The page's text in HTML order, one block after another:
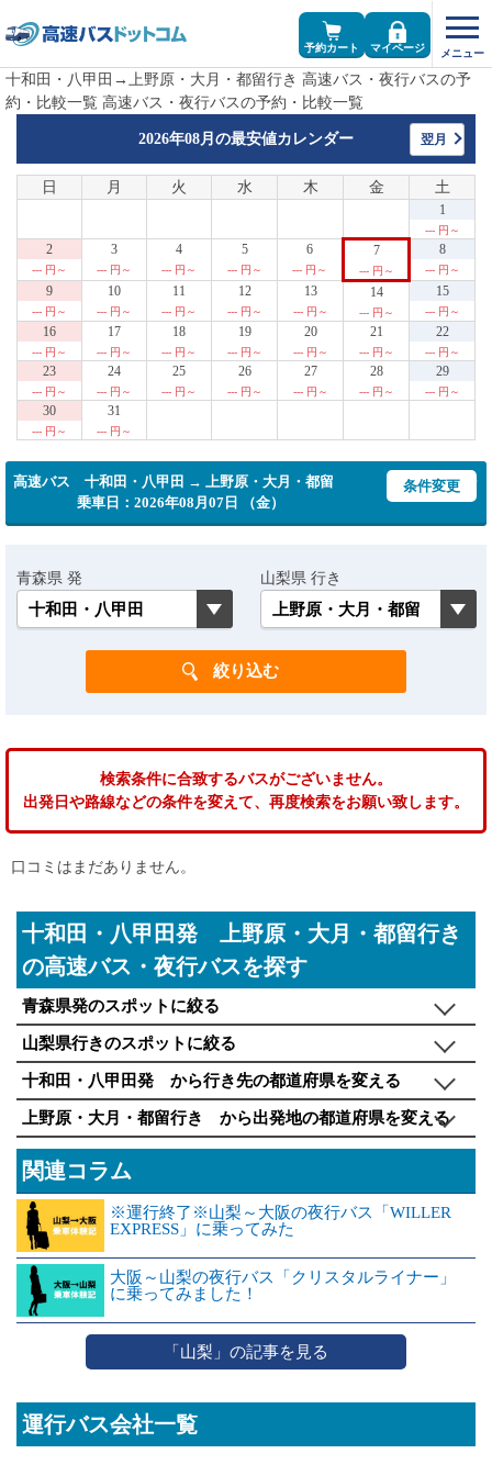
予約カート マイページ
十和田・八甲田→上野原・大月・都留行き 高速バス・夜行バスの予
約・比較一覧 高速バス・夜行バスの予約・比較一覧
2026年08月の最安値カレンダー 翌月
日 月 火 水 木 金 土
1
--- 円～
2
--- 円～
3
--- 円～
4
--- 円～
5
--- 円～
6
--- 円～
7
--- 円～
8
--- 円～
9
--- 円～
10
--- 円～
11
--- 円～
12
--- 円～
13
--- 円～
14
--- 円～
15
--- 円～
16
--- 円～
17
--- 円～
18
--- 円～
19
--- 円～
20
--- 円～
21
--- 円～
22
--- 円～
23
--- 円～
24
--- 円～
25
--- 円～
26
--- 円～
27
--- 円～
28
--- 円～
29
--- 円～
30
--- 円～
31
--- 円～
高速バス 十和田・八甲田 → 上野原・大月・都留
乗車日：2026年08月07日 （金）
条件変更
青森県 発 山梨県 行き
検索条件に合致するバスがございません。
出発日や路線などの条件を変えて、再度検索をお願い致します。
口コミはまだありません。
十和田・八甲田発 上野原・大月・都留行き
の高速バス・夜行バスを探す
青森県発のスポットに絞る
山梨県行きのスポットに絞る
十和田・八甲田発 から行き先の都道府県を変える
上野原・大月・都留行き から出発地の都道府県を変える
関連コラム
※運行終了※山梨～大阪の夜行バス「WILLER
EXPRESS」に乗ってみた
大阪～山梨の夜行バス「クリスタルライナー」
に乗ってみました！
「山梨」の記事を見る
運行バス会社一覧